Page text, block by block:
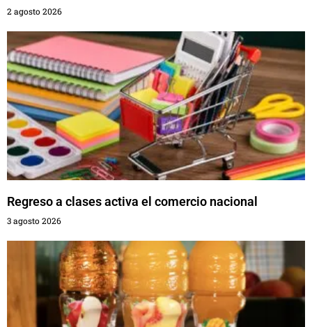
2 agosto 2026
Regreso a clases activa el comercio nacional
3 agosto 2026